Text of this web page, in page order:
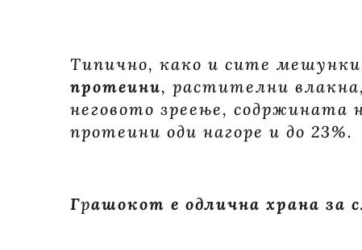
Типично, како и сите
протеини, растителни
неговото зреење, содржината
протеини оди нагоре и до 23%.
Грашокот е одлична храна за